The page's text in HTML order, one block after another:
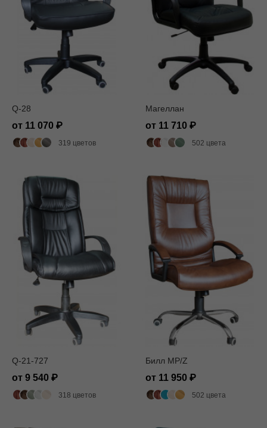
Q-28
от 11 070
319 цветов
Магеллан
от 11 710
502 цвета
Q-21-727
от 9 540
318 цветов
Билл MP/Z
от 11 950
502 цвета